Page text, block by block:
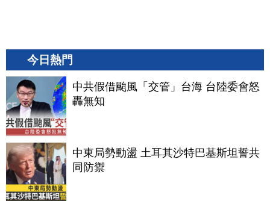
今日熱門
中共假借颱風「交管」台海 台陸委會怒
轟無知
中東局勢動盪 土耳其沙特巴基斯坦誓共
同防禦